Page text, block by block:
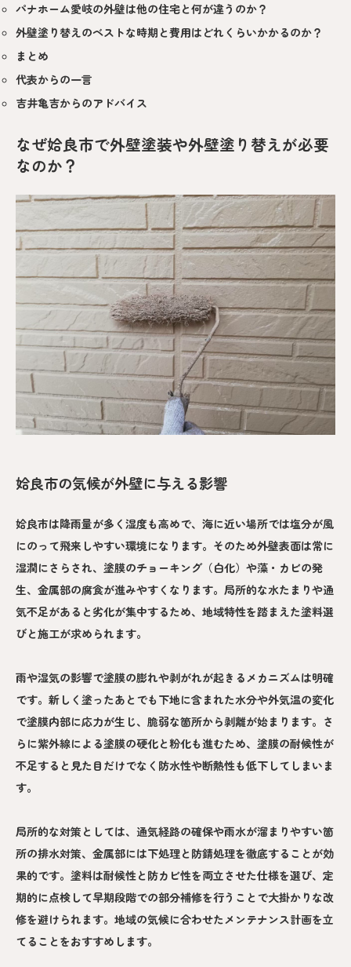
パナホーム愛岐の外壁は他の住宅と何が違うのか？
外壁塗り替えのベストな時期と費用はどれくらいかかるのか？
まとめ
代表からの一言
吉井亀吉からのアドバイス
なぜ姶良市で外壁塗装や外壁塗り替えが必要
なのか？
姶良市の気候が外壁に与える影響
姶良市は降雨量が多く湿度も高めで、海に近い場所では塩分が風
にのって飛来しやすい環境になります。そのため外壁表面は常に
湿潤にさらされ、塗膜のチョーキング（白化）や藻・カビの発
生、金属部の腐食が進みやすくなります。局所的な水たまりや通
気不足があると劣化が集中するため、地域特性を踏まえた塗料選
びと施工が求められます。
雨や湿気の影響で塗膜の膨れや剥がれが起きるメカニズムは明確
です。新しく塗ったあとでも下地に含まれた水分や外気温の変化
で塗膜内部に応力が生じ、脆弱な箇所から剥離が始まります。さ
らに紫外線による塗膜の硬化と粉化も進むため、塗膜の耐候性が
不足すると見た目だけでなく防水性や断熱性も低下してしまいま
す。
局所的な対策としては、通気経路の確保や雨水が溜まりやすい箇
所の排水対策、金属部には下処理と防錆処理を徹底することが効
果的です。塗料は耐候性と防カビ性を両立させた仕様を選び、定
期的に点検して早期段階での部分補修を行うことで大掛かりな改
修を避けられます。地域の気候に合わせたメンテナンス計画を立
てることをおすすめします。